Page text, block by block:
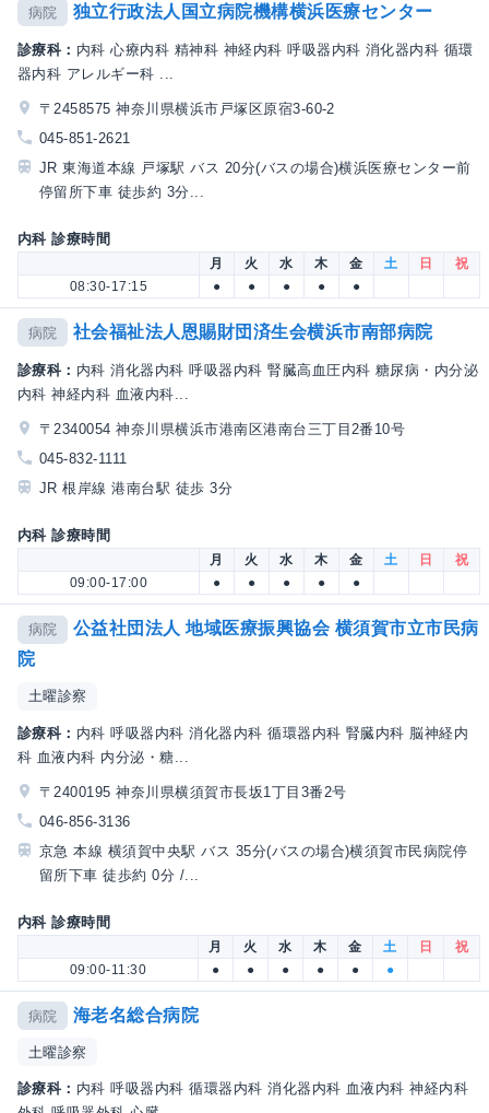
病院 独立行政法人国立病院機構横浜医療センター
診療科： 内科 心療内科 精神科 神経内科 呼吸器内科 消化器内科 循環
器内科 アレルギー科 ...
〒2458575 神奈川県横浜市戸塚区原宿3-60-2
045-851-2621
JR 東海道本線 戸塚駅 バス 20分(バスの場合)横浜医療センター前
停留所下車 徒歩約 3分...
内科 診療時間
月 火 水 木 金 土 日
祝
08:30-17:15
● ● ● ● ●
病院 社会福祉法人恩賜財団済生会横浜市南部病院
診療科： 内科 消化器内科 呼吸器内科 腎臓高血圧内科 糖尿病・内分泌
内科 神経内科 血液内科...
〒2340054 神奈川県横浜市港南区港南台三丁目2番10号
045-832-1111
JR 根岸線 港南台駅 徒歩 3分
内科 診療時間
月 火 水 木 金 土 日
祝
09:00-17:00
● ● ● ● ●
病院
公益社団法人 地域医療振興協会 横須賀市立市民病
院
土曜診察
診療科： 内科 呼吸器内科 消化器内科 循環器内科 腎臓内科 脳神経内
科 血液内科 内分泌・糖...
〒2400195 神奈川県横須賀市長坂1丁目3番2号
046-856-3136
京急 本線 横須賀中央駅 バス 35分(バスの場合)横須賀市民病院停
留所下車 徒歩約 0分 /...
内科 診療時間
月 火 水 木 金 土 日
祝
09:00-11:30
● ● ● ● ● ●
病院 海老名総合病院
土曜診察
診療科： 内科 呼吸器内科 循環器内科 消化器内科 血液内科 神経内科